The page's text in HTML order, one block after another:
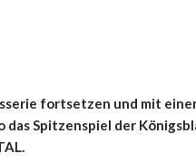
fortsetzen und mit
Spitzenspiel der